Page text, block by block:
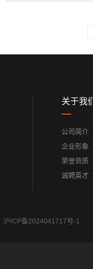
关于我们
公司简介
企业形象
荣誉资质
诚聘英才
沪ICP备2024041717号-1